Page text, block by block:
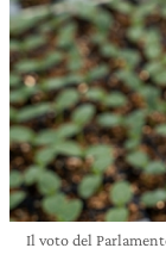
Il voto del